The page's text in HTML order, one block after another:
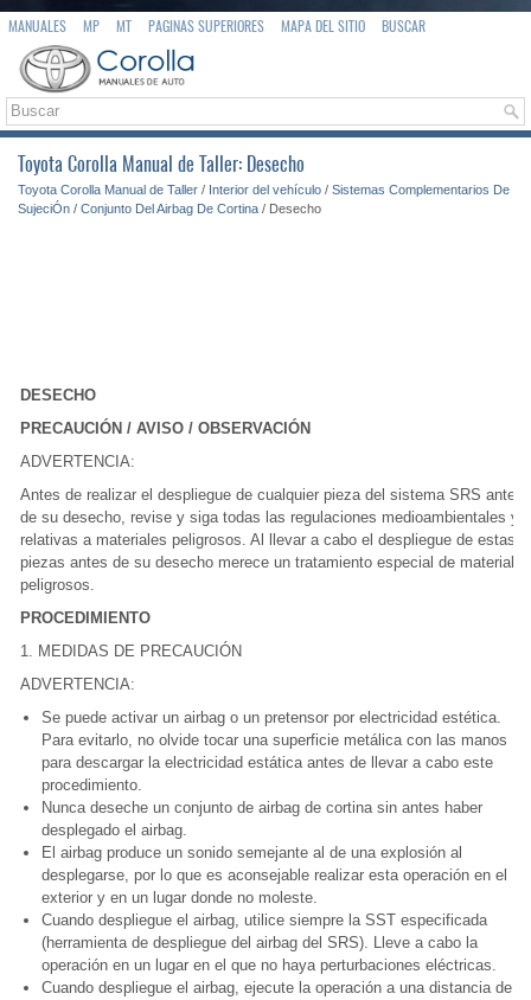
MANUALES MP MT PAGINAS SUPERIORES MAPA DEL SITIO BUSCAR
Toyota Corolla Manual de Taller: Desecho
Toyota Corolla Manual de Taller / Interior del vehículo / Sistemas Complementarios De
SujeciÓn / Conjunto Del Airbag De Cortina / Desecho
DESECHO
PRECAUCIÓN / AVISO / OBSERVACIÓN
ADVERTENCIA:
Antes de realizar el despliegue de cualquier pieza del sistema SRS antes
de su desecho, revise y siga todas las regulaciones medioambientales y
relativas a materiales peligrosos. Al llevar a cabo el despliegue de estas
piezas antes de su desecho merece un tratamiento especial de materiales
peligrosos.
PROCEDIMIENTO
1. MEDIDAS DE PRECAUCIÓN
ADVERTENCIA:
Se puede activar un airbag o un pretensor por electricidad estética.
Para evitarlo, no olvide tocar una superficie metálica con las manos
para descargar la electricidad estática antes de llevar a cabo este
procedimiento.
Nunca deseche un conjunto de airbag de cortina sin antes haber
desplegado el airbag.
El airbag produce un sonido semejante al de una explosión al
desplegarse, por lo que es aconsejable realizar esta operación en el
exterior y en un lugar donde no moleste.
Cuando despliegue el airbag, utilice siempre la SST especificada
(herramienta de despliegue del airbag del SRS). Lleve a cabo la
operación en un lugar en el que no haya perturbaciones eléctricas.
Cuando despliegue el airbag, ejecute la operación a una distancia de al